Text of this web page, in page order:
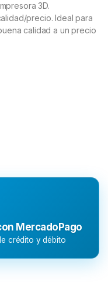
3D.
precio. Ideal para
calidad a un precio
MercadoPago
crédito y débito